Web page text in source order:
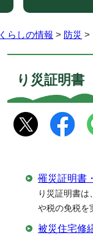
くらしの情報 > 防災 >
り災証明書
罹災証明書
り災証明書
や税の免税を
被災住宅修